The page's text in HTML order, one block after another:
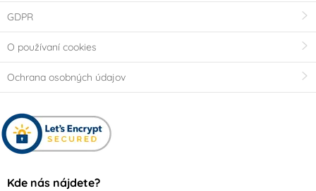
GDPR
O používaní cookies
Ochrana osobných údajov
Kde nás nájdete?